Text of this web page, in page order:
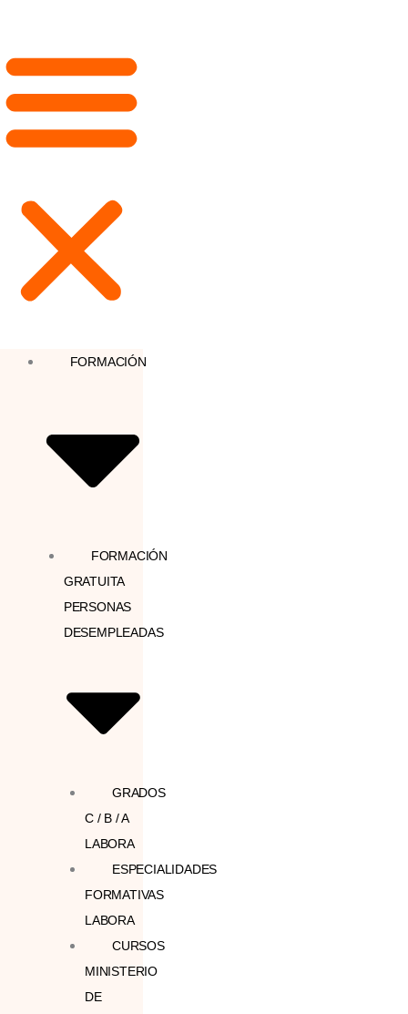
FORMACIÓN
FORMACIÓN
GRATUITA
PERSONAS
DESEMPLEADAS
GRADOS
C / B / A
LABORA
ESPECIALIDADES
FORMATIVAS
LABORA
CURSOS
MINISTERIO
DE